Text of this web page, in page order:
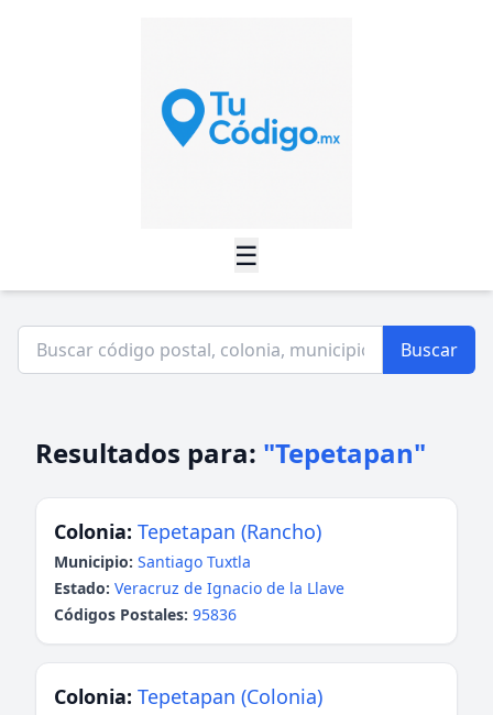
☰
Buscar
Resultados para: "Tepetapan"
Colonia: Tepetapan (Rancho)
Municipio: Santiago Tuxtla
Estado: Veracruz de Ignacio de la Llave
Códigos Postales: 95836
Colonia: Tepetapan (Colonia)